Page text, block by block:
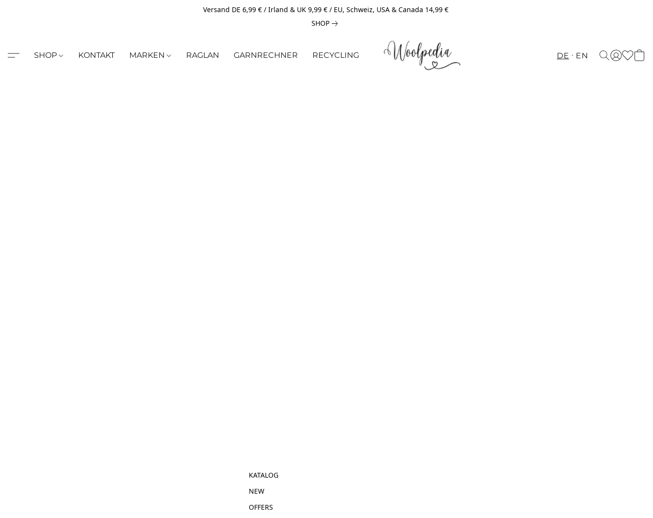
Versand DE 6,99 € / Irland & UK 9,99 € / EU, Schweiz, USA & Canada 14,99 €
SHOP
SHOP KONTAKT MARKEN RAGLAN GARNRECHNER RECYCLING DE EN
KATALOG
NEW
OFFERS